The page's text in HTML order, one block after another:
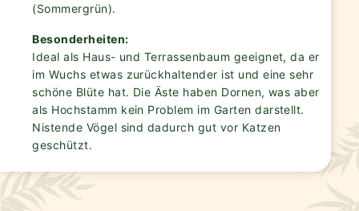
(Sommergrün).
Besonderheiten:
Ideal als Haus- und Terrassenbaum geeignet, da er
im Wuchs etwas zurückhaltender ist und eine sehr
schöne Blüte hat. Die Äste haben Dornen, was aber
als Hochstamm kein Problem im Garten darstellt.
Nistende Vögel sind dadurch gut vor Katzen
geschützt.